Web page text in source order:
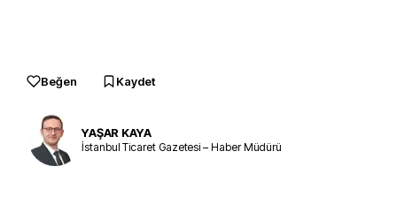
Beğen Kaydet
YAŞAR KAYA
İstanbul Ticaret Gazetesi – Haber Müdürü